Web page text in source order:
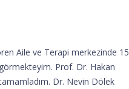
Aile ve Terapi merkezinde 15
Prof. Dr. Hakan
Dr. Nevin Dölek